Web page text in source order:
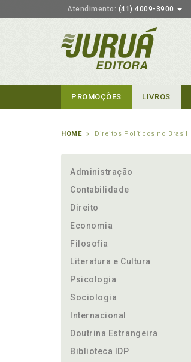
Atendimento: (41) 4009-3900
PROMOÇÕES LIVROS
HOME Direitos Políticos no Brasil
Administração
Contabilidade
Direito
Economia
Filosofia
Literatura e Cultura
Psicologia
Sociologia
Internacional
Doutrina Estrangeira
Biblioteca IDP